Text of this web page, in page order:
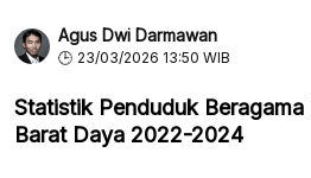
Agus Dwi Darmawan
23/03/2026 13:50 WIB
Statistik Penduduk
Barat Daya 2022-2024